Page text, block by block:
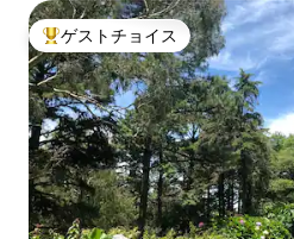
大好評のゲストチョイスです。
ゲストチョイス